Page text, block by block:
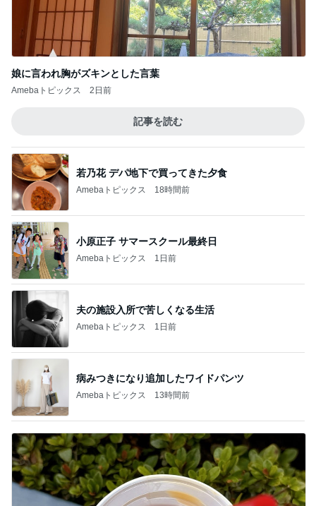
娘に言われ胸がズキンとした言葉
Amebaトピックス 2日前
記事を読む
若乃花 デパ地下で買ってきた夕食
Amebaトピックス 18時間前
小原正子 サマースクール最終日
Amebaトピックス 1日前
夫の施設入所で苦しくなる生活
Amebaトピックス 1日前
病みつきになり追加したワイドパンツ
Amebaトピックス 13時間前